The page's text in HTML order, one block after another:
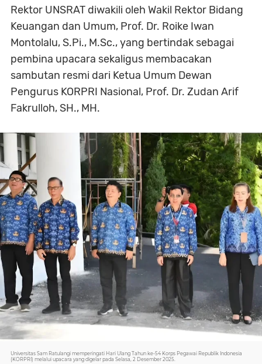
Rektor UNSRAT diwakili oleh Wakil Rektor Bidang
Keuangan dan Umum, Prof. Dr. Roike Iwan
Montolalu, S.Pi., M.Sc., yang bertindak sebagai
pembina upacara sekaligus membacakan
sambutan resmi dari Ketua Umum Dewan
Pengurus KORPRI Nasional, Prof. Dr. Zudan Arif
Fakrulloh, SH., MH.
Universitas Sam Ratulangi memperingati Hari Ulang Tahun ke-54 Korps Pegawai Republik Indonesia
(KORPRI) melalui upacara yang digelar pada Selasa, 2 Desember 2025.